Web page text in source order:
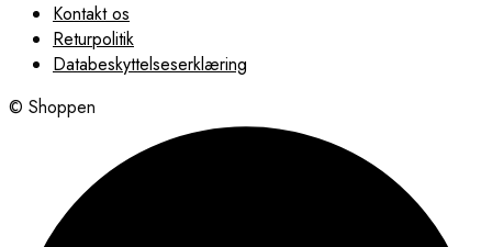
Kontakt os
Returpolitik
Databeskyttelseserklæring
© Shoppen